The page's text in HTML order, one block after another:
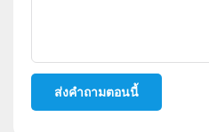
ส่งคำถามตอนนี้